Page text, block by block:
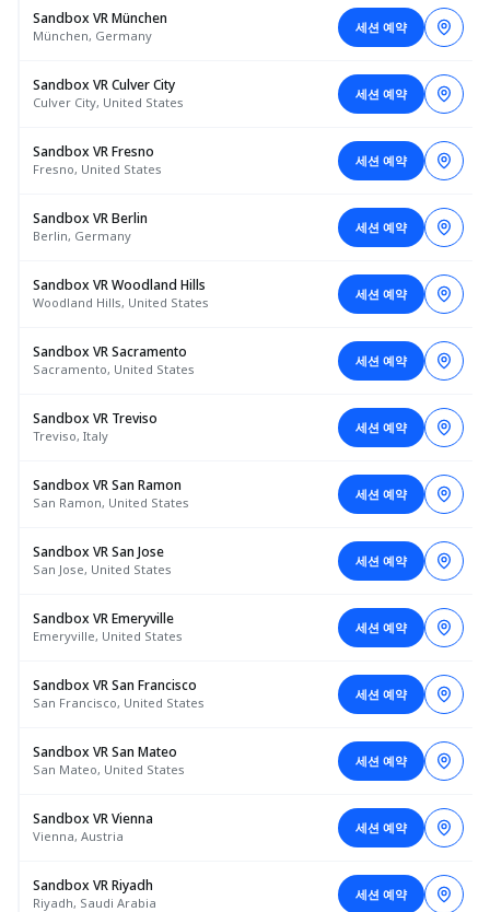
Sandbox VR München
München, Germany
세션 예약
Sandbox VR Culver City
Culver City, United States
세션 예약
Sandbox VR Fresno
Fresno, United States
세션 예약
Sandbox VR Berlin
Berlin, Germany
세션 예약
Sandbox VR Woodland Hills
Woodland Hills, United States
세션 예약
Sandbox VR Sacramento
Sacramento, United States
세션 예약
Sandbox VR Treviso
Treviso, Italy
세션 예약
Sandbox VR San Ramon
San Ramon, United States
세션 예약
Sandbox VR San Jose
San Jose, United States
세션 예약
Sandbox VR Emeryville
Emeryville, United States
세션 예약
Sandbox VR San Francisco
San Francisco, United States
세션 예약
Sandbox VR San Mateo
San Mateo, United States
세션 예약
Sandbox VR Vienna
Vienna, Austria
세션 예약
Sandbox VR Riyadh
Riyadh, Saudi Arabia
세션 예약